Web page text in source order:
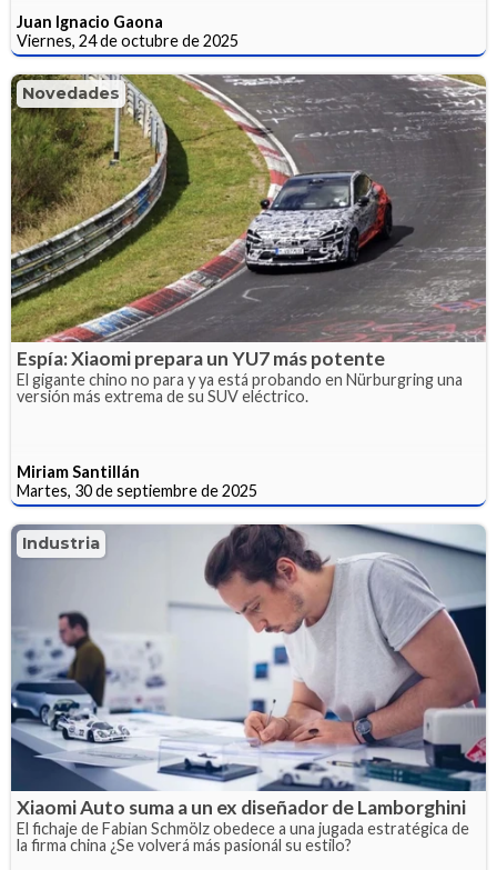
Juan Ignacio Gaona
Viernes, 24 de octubre de 2025
Novedades
Espía: Xiaomi prepara un YU7 más potente
El gigante chino no para y ya está probando en Nürburgring una
versión más extrema de su SUV eléctrico.
Miriam Santillán
Martes, 30 de septiembre de 2025
Industria
Xiaomi Auto suma a un ex diseñador de Lamborghini
El fichaje de Fabian Schmölz obedece a una jugada estratégica de
la firma china ¿Se volverá más pasionál su estilo?